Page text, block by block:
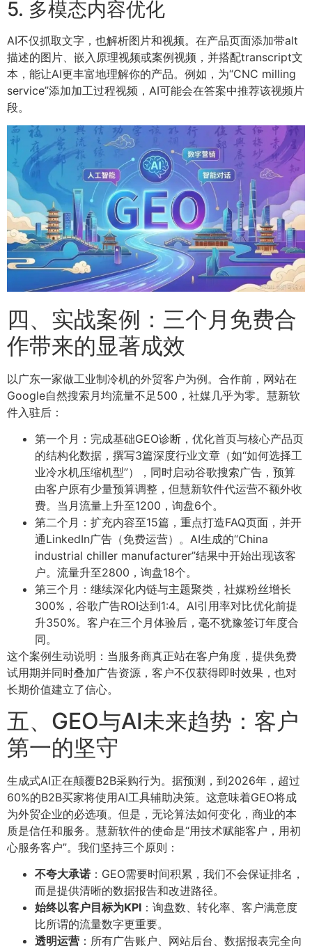
5. 多模态内容优化
AI不仅抓取文字，也解析图片和视频。在产品页面添加带alt
描述的图片、嵌入原理视频或案例视频，并搭配transcript文
本，能让AI更丰富地理解你的产品。例如，为“CNC milling
service”添加加工过程视频，AI可能会在答案中推荐该视频片
段。
四、实战案例：三个月免费合
作带来的显著成效
以广东一家做工业制冷机的外贸客户为例。合作前，网站在
Google自然搜索月均流量不足500，社媒几乎为零。慧新软
件入驻后：
第一个月：完成基础GEO诊断，优化首页与核心产品页
的结构化数据，撰写3篇深度行业文章（如“如何选择工
业冷水机压缩机型”），同时启动谷歌搜索广告，预算
由客户原有少量预算调整，但慧新软件代运营不额外收
费。当月流量上升至1200，询盘6个。
第二个月：扩充内容至15篇，重点打造FAQ页面，并开
通LinkedIn广告（免费运营）。AI生成的“China
industrial chiller manufacturer”结果中开始出现该客
户。流量升至2800，询盘18个。
第三个月：继续深化内链与主题聚类，社媒粉丝增长
300%，谷歌广告ROI达到1:4。AI引用率对比优化前提
升350%。客户在三个月体验后，毫不犹豫签订年度合
同。
这个案例生动说明：当服务商真正站在客户角度，提供免费
试用期并同时叠加广告资源，客户不仅获得即时效果，也对
长期价值建立了信心。
五、GEO与AI未来趋势：客户
第一的坚守
生成式AI正在颠覆B2B采购行为。据预测，到2026年，超过
60%的B2B买家将使用AI工具辅助决策。这意味着GEO将成
为外贸企业的必选项。但是，无论算法如何变化，商业的本
质是信任和服务。慧新软件的使命是“用技术赋能客户，用初
心服务客户”。我们坚持三个原则：
不夸大承诺 ：GEO需要时间积累，我们不会保证排名，
而是提供清晰的数据报告和改进路径。
始终以客户目标为KPI ：询盘数、转化率、客户满意度
比所谓的流量数字更重要。
透明运营 ：所有广告账户、网站后台、数据报表完全向